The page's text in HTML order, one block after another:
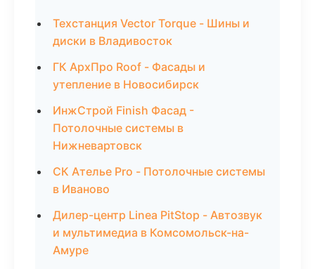
Техстанция Vector Torque - Шины и
диски в Владивосток
ГК АрхПро Roof - Фасады и
утепление в Новосибирск
ИнжСтрой Finish Фасад -
Потолочные системы в
Нижневартовск
СК Ателье Pro - Потолочные системы
в Иваново
Дилер-центр Linea PitStop - Автозвук
и мультимедиа в Комсомольск-на-
Амуре